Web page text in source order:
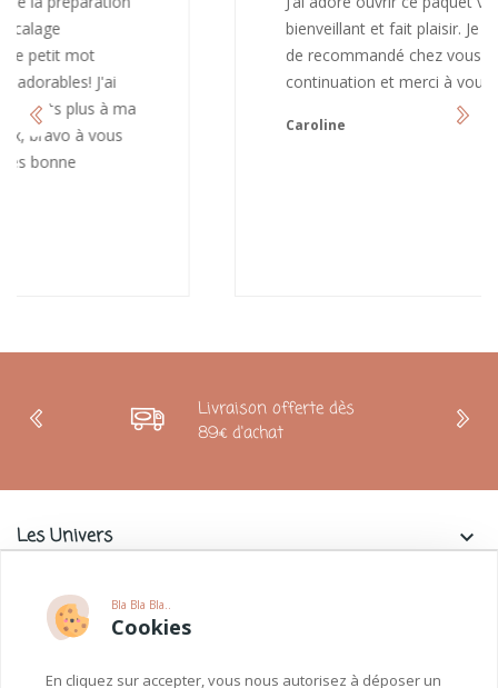
Bla Bla Bla..
Cookies
En cliquez sur accepter, vous nous autorisez à déposer un
bienveillant et fait plaisir. Je ne manquerai pas
de recommandé chez vous. Bonne
continuation et merci à vous.
Livraison offerte dès
89€ d'achat
Les Univers
keyboard_arrow_down
Charlie & La Petite Souris
Informations